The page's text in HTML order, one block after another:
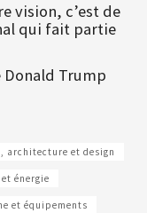
vision, c’est de
qui fait partie
Trump
architecture et design
énergie
et équipements